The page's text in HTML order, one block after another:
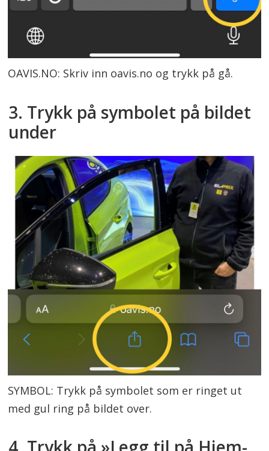
OAVIS.NO: Skriv inn oavis.no og trykk på gå.
3. Trykk på symbolet på bildet
under
SYMBOL: Trykk på symbolet som er ringet ut
med gul ring på bildet over.